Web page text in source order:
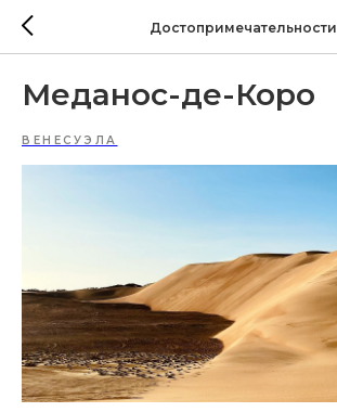
Достопримечательности
Меданос-де-Коро
ВЕНЕСУЭЛА